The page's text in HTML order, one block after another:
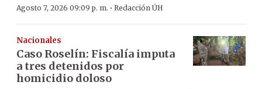
Agosto 7, 2026 09:09 p. m. · Redacción ÚH
Nacionales
Caso Roselín: Fiscalía imputa
a tres detenidos por
homicidio doloso